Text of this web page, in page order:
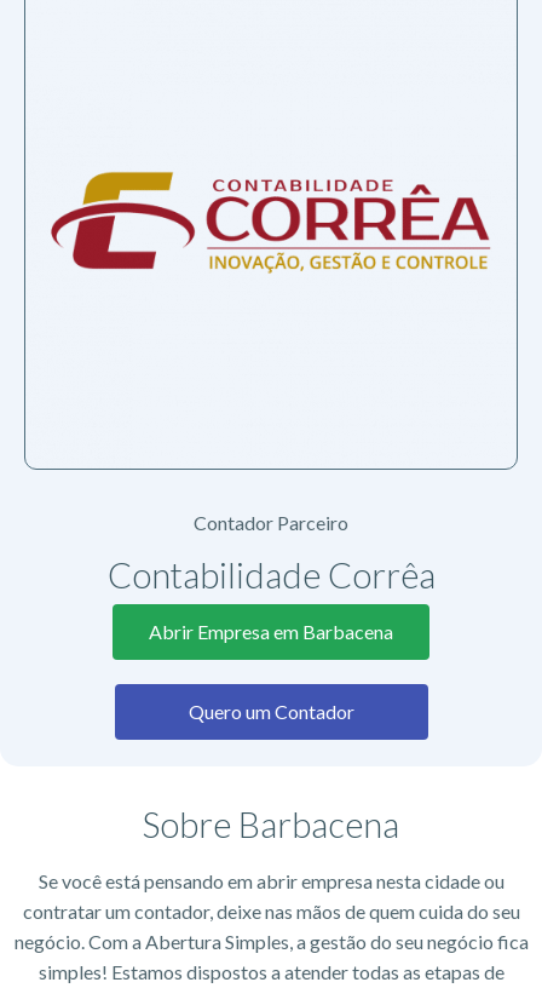
Contador Parceiro
Contabilidade Corrêa
Abrir Empresa em Barbacena
Quero um Contador
Sobre Barbacena
Se você está pensando em abrir empresa nesta cidade ou
contratar um contador, deixe nas mãos de quem cuida do seu
negócio. Com a Abertura Simples, a gestão do seu negócio fica
simples! Estamos dispostos a atender todas as etapas de